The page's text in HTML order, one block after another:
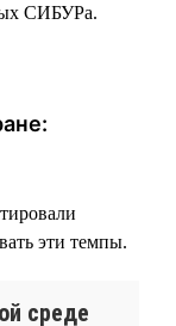
СИБУРа.
эти темпы.
среде